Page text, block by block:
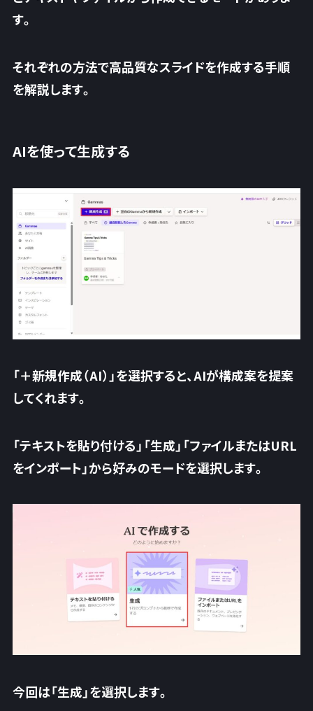
す。
それぞれの方法で高品質なスライドを作成する手順
を解説します。
AIを使って生成する
「＋新規作成（AI）」を選択すると、AIが構成案を提案
してくれます。
「テキストを貼り付ける」「生成」「ファイルまたはURL
をインポート」から好みのモードを選択します。
今回は「生成」を選択します。